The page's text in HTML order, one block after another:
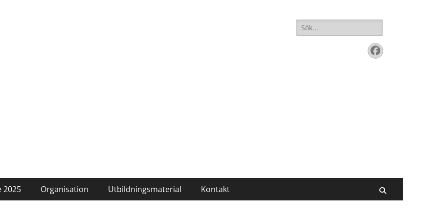
Sök
efter:
Facebook
2025 Organisation Utbildningsmaterial Kontakt